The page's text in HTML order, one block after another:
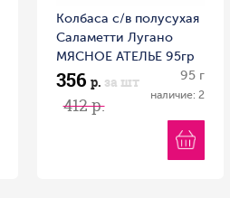
Колбаса с/в полусухая
Саламетти Лугано
МЯСНОЕ АТЕЛЬЕ 95гр
1/20 Россия
356 р. за шт
412 р.
95 г
наличие: 2